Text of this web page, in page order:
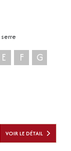
E F G
VOIR LE DÉTAIL